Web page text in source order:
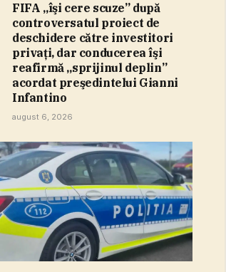
FIFA „îşi cere scuze” după
controversatul proiect de
deschidere către investitori
privaţi, dar conducerea îşi
reafirmă „sprijinul deplin”
acordat preşedintelui Gianni
Infantino
august 6, 2026